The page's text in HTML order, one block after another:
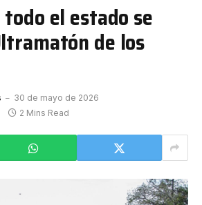
el estado se
de los
30 de mayo de 2026
2 Mins Read